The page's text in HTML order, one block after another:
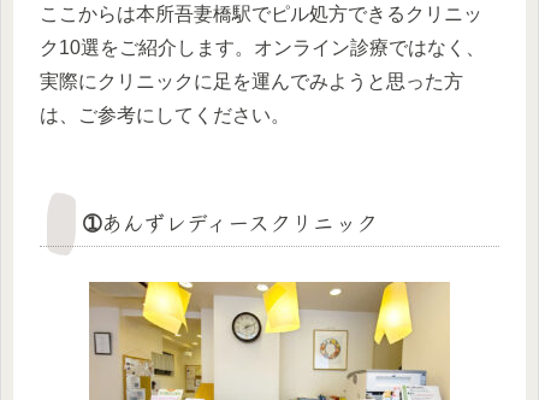
ここからは本所吾妻橋駅でピル処方できるクリニッ
ク10選をご紹介します。オンライン診療ではなく、
実際にクリニックに足を運んでみようと思った方
は、ご参考にしてください。
➀あんずレディースクリニック